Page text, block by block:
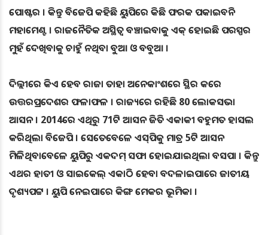
ପୋଷ୍ଟର । କିନ୍ତୁ ବିଜେପି କହିଛି ୟୁପିରେ କିଛି ଫରକ ପକାଇବନି
ମହାମେଣ୍ଟ । ରାଜନୈତିକ ଅସ୍ଥିତ୍ବ ବଞ୍ଚାଇବାକୁ ଏକ୍‌ ହୋଇଛି ପରସ୍ପର
ମୁହଁ ଦେଖିବାକୁ ଚାହୁଁ ନଥିବା ବୁଆ ଓ ବବୁଆ ।
ଦିଲ୍ଲୀରେ କିଏ ହେବ ରାଜା ତାହା ଅନେକାଂଶରେ ସ୍ଥିର କରେ
ଉତ୍ତରପ୍ରଦେଶର ଫଳାଫଳ । ରାଜ୍ୟରେ ରହିଛି 80 ଲୋକସଭା
ଆସନ । 2014ରେ ଏଥିରୁ 71ଟି ଆସନ ଜିତି ଏକାକୀ ବହୁମତ ହାସଲ
କରିଥିଲା ବିଜେପି । ସେତେବେଳେ ଏସ୍‌ପିକୁ ମାତ୍ର 5ଟି ଆସନ
ମିଳିଥିବାବେଳେ ୟୁପିରୁ ଏକଦମ୍‌ ସଫା ହୋଇଯାଇଥିଲା ବସପା । କିନ୍ତୁ
ଏଥର ହାତୀ ଓ ସାଇକେଲ୍‌ ଏକାଠି ହେବା ବଦଳାଇପାରେ ଜାତୀୟ
ଦୃଶ୍ୟପଟ୍ଟ । ୟୁପି ନେଇପାରେ କିଙ୍ଗ ମେକର ଭୂମିକା ।